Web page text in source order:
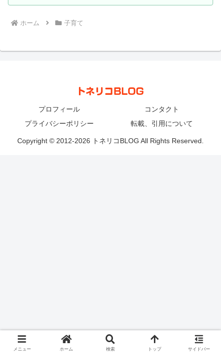
ホーム 子育て
プロフィール
コンタクト
プライバシーポリシー
転載、引用について
Copyright © 2012-2026 トネリコBLOG All Rights Reserved.
メニュー ホーム 検索 トップ サイドバー